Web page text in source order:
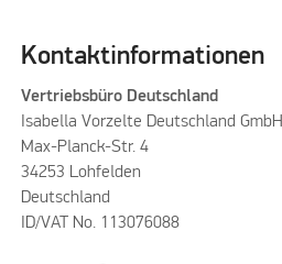
Kontaktinformationen
Vertriebsbüro Deutschland
Isabella Vorzelte Deutschland GmbH
Max-Planck-Str. 4
34253 Lohfelden
Deutschland
ID/VAT No. 113076088